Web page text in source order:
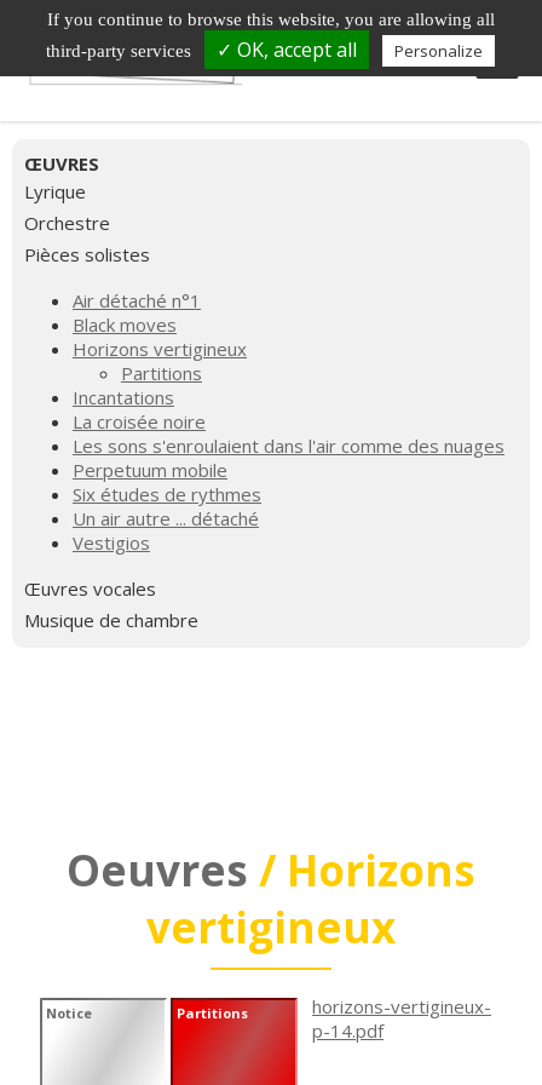
ŒUVRES
Lyrique
Orchestre
Pièces solistes
Air détaché n°1
Black moves
Horizons vertigineux
Partitions
Incantations
La croisée noire
Les sons s'enroulaient dans l'air comme des nuages
Perpetuum mobile
Six études de rythmes
Un air autre ... détaché
Vestigios
Œuvres vocales
Musique de chambre
Oeuvres / Horizons
vertigineux
Notice Partitions
horizons-vertigineux-
p-14.pdf
If you continue to browse this website, you are allowing all
third-party services
✓ OK, accept all Personalize